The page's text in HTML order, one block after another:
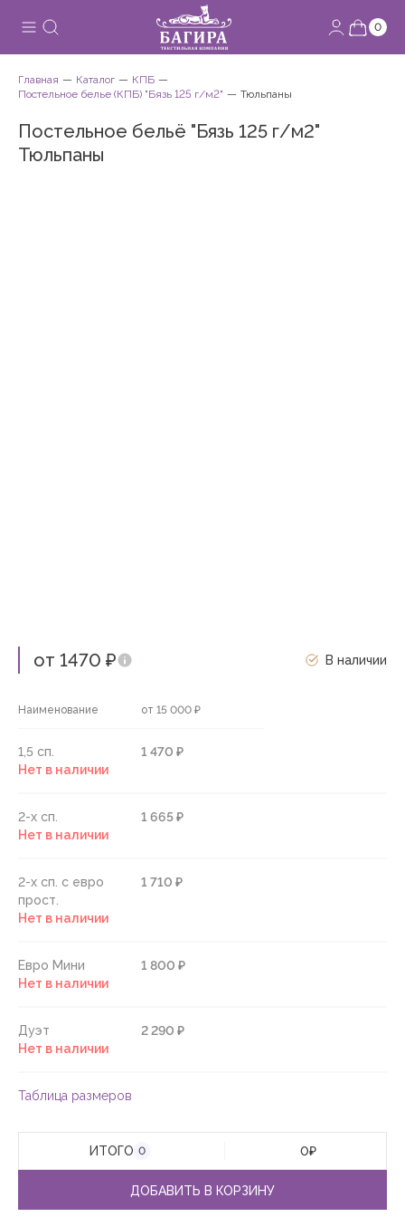
0
Главная Каталог
КПБ
Постельное белье (КПБ) "Бязь 125 г/м2"
Тюльпаны
Постельное бельё "Бязь 125 г/м2"
Тюльпаны
от 1470 ₽ В наличии
Наименование от 15 000 ₽
1,5 сп.
1 470 ₽
Нет в наличии
2-х сп.
1 665 ₽
Нет в наличии
2-х сп. с евро
прост.
1 710 ₽
Нет в наличии
Евро Мини
1 800 ₽
Нет в наличии
Дуэт
2 290 ₽
Нет в наличии
Таблица размеров
ИТОГО 0 0₽
ДОБАВИТЬ В КОРЗИНУ